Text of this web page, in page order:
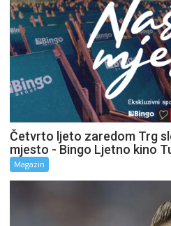
Četvrto ljeto zaredom Trg
mjesto - Bingo Ljetno kino
Magazin